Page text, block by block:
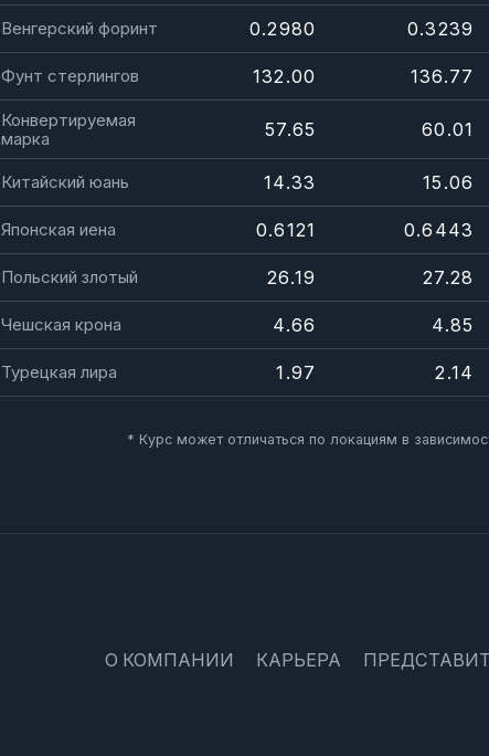
Венгерский форинт 0.2980 0.3239
Фунт стерлингов 132.00 136.77
Конвертируемая
марка
57.65 60.01
Китайский юань 14.33 15.06
Японская иена 0.6121 0.6443
Польский злотый 26.19 27.28
Чешская крона 4.66 4.85
Турецкая лира 1.97 2.14
* Курс может отличаться по локациям в
О КОМПАНИИ КАРЬЕРА